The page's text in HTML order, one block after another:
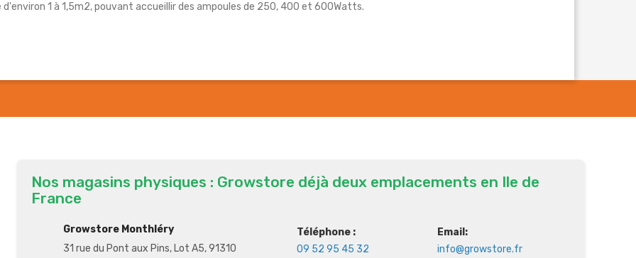
1 à 1,5m2, pouvant accueillir des ampoules de 250, 400 et 600Watts.
Nos magasins physiques : Growstore déjà deux emplacements en Ile de
France
Growstore Monthléry
31 rue du Pont aux Pins, Lot A5, 91310
Téléphone :
09 52 95 45 32
Email:
info@growstore.fr